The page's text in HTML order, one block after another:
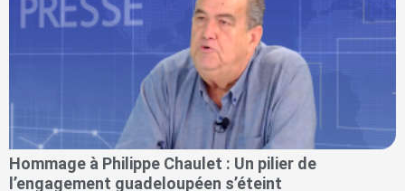
Hommage à Philippe Chaulet : Un pilier de
l’engagement guadeloupéen s’éteint